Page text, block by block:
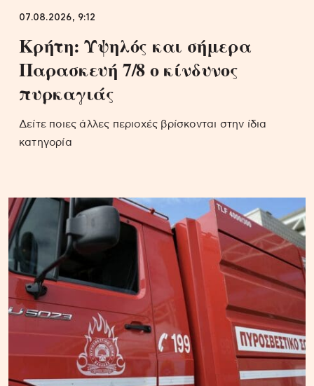
07.08.2026, 9:12
Κρήτη: Υψηλός και σήμερα
Παρασκευή 7/8 ο κίνδυνος
πυρκαγιάς
Δείτε ποιες άλλες περιοχές βρίσκονται στην ίδια
κατηγορία